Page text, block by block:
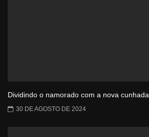
Dividindo o namorado com a nova cunhada
30 DE AGOSTO DE 2024